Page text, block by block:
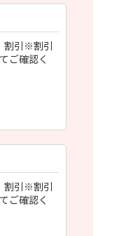
割引※割引
ご確認く
割引※割引
ご確認く